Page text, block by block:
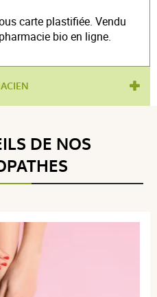
carte plastifiée. Vendu
bio en ligne.
DE NOS